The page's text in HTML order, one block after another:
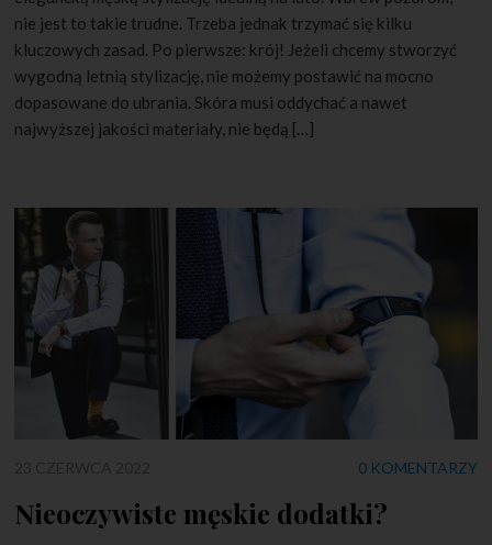
nie jest to takie trudne. Trzeba jednak trzymać się kilku
kluczowych zasad. Po pierwsze: krój! Jeżeli chcemy stworzyć
wygodną letnią stylizację, nie możemy postawić na mocno
dopasowane do ubrania. Skóra musi oddychać a nawet
najwyższej jakości materiały, nie będą […]
0 KOMENTARZY
Nieoczywiste męskie dodatki?